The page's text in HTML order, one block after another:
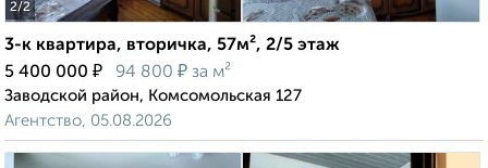
2/2
3-к квартира, вторичка, 57м², 2/5 этаж
5 400 000 ₽ 94 800 ₽ за м²
Заводской район, Комсомольская 127
Агентство, 05.08.2026